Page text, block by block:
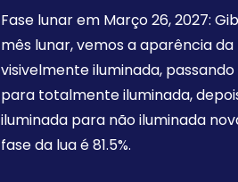
Fase lunar em Março 26, 2027:
mês lunar, vemos a aparência
visivelmente iluminada,
para totalmente iluminada,
iluminada para não iluminada
fase da lua é81.5%.